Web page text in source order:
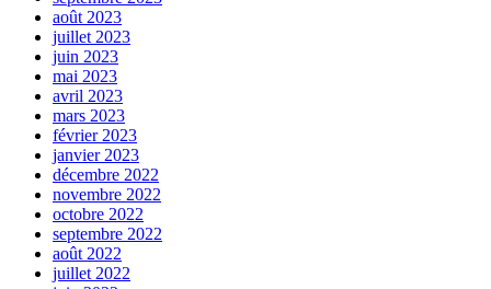
août 2023
juillet 2023
juin 2023
mai 2023
avril 2023
mars 2023
février 2023
janvier 2023
décembre 2022
novembre 2022
octobre 2022
septembre 2022
août 2022
juillet 2022